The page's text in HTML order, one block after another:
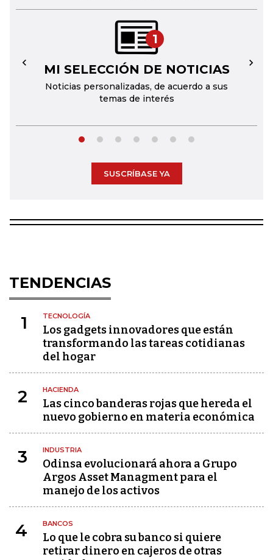
1
MI SELECCIÓN DE NOTICIAS
Noticias personalizadas, de acuerdo a sus
temas de interés
← →
SUSCRÍBASE YA
TENDENCIAS
1 TECNOLOGÍA
Los gadgets innovadores que están
transformando las tareas cotidianas
del hogar
2 HACIENDA
Las cinco banderas rojas que hereda el
nuevo gobierno en materia económica
3 INDUSTRIA
Odinsa evolucionará ahora a Grupo
Argos Asset Managment para el
manejo de los activos
4 BANCOS
Lo que le cobra su banco si quiere
retirar dinero en cajeros de otras